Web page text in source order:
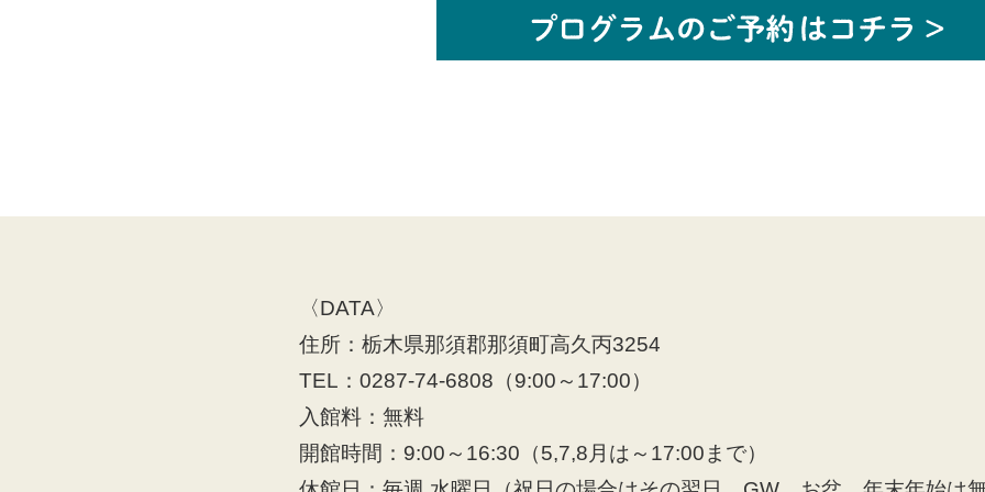
〈DATA〉
住所：栃木県那須郡那須町高久丙3254
TEL：0287-74-6808（9:00～17:00）
入館料：無料
開館時間：9:00～16:30（5,7,8月は～17:00まで）